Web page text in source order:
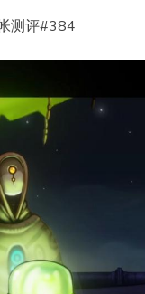
测评#384